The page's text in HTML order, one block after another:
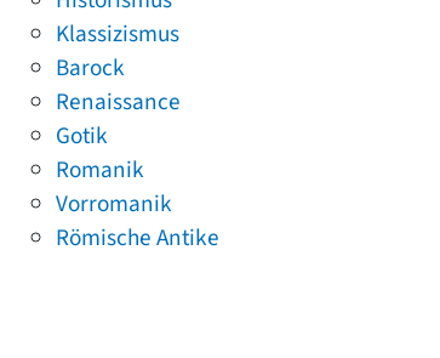
Klassizismus
Barock
Renaissance
Gotik
Romanik
Vorromanik
Römische Antike